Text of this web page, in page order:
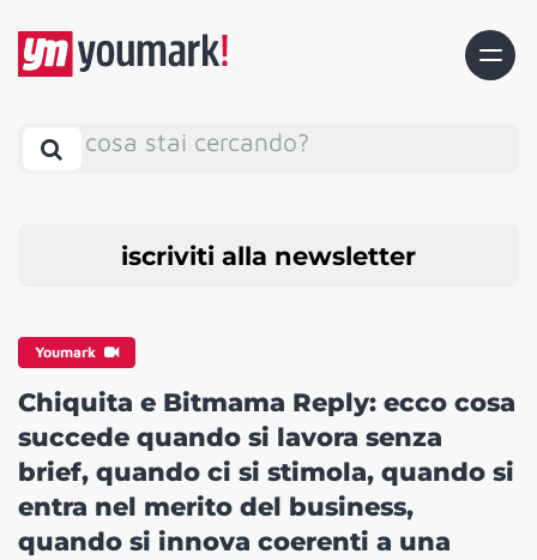
cosa stai cercando?
iscriviti alla newsletter
Youmark
Chiquita e Bitmama Reply: ecco cosa
succede quando si lavora senza
brief, quando ci si stimola, quando si
entra nel merito del business,
quando si innova coerenti a una